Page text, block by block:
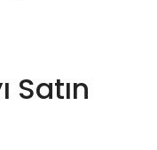
Satın